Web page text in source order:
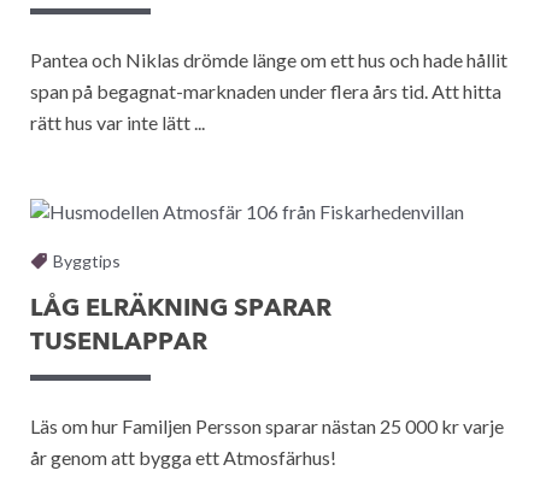
Pantea och Niklas drömde länge om ett hus och hade hållit
span på begagnat-marknaden under flera års tid. Att hitta
rätt hus var inte lätt ...
Byggtips
LÅG ELRÄKNING SPARAR
TUSENLAPPAR
Läs om hur Familjen Persson sparar nästan 25 000 kr varje
år genom att bygga ett Atmosfärhus!